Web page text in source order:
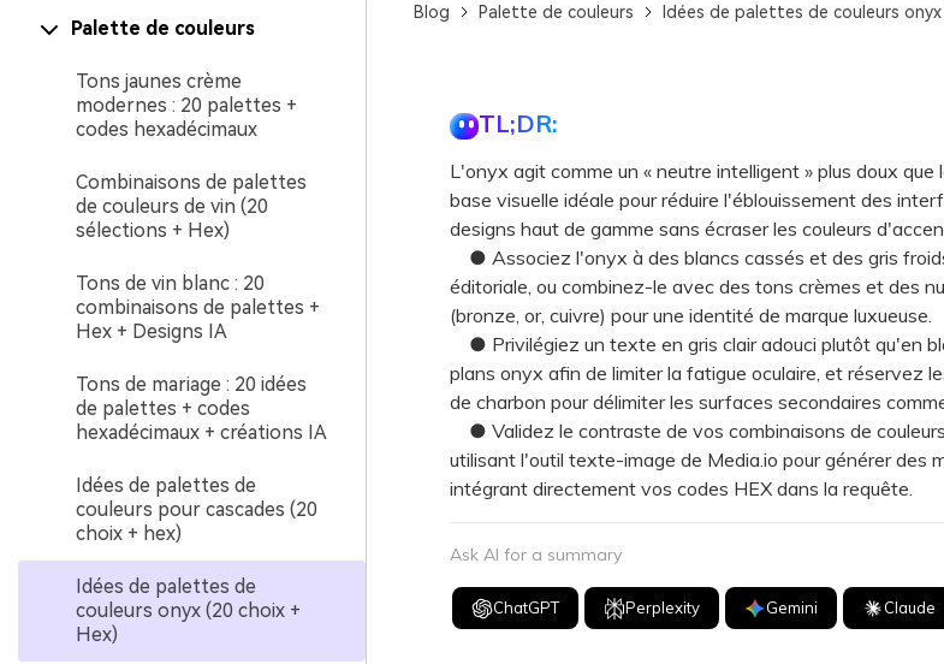
Palette de couleurs
Tons jaunes crème
modernes : 20 palettes +
codes hexadécimaux
Combinaisons de palettes
de couleurs de vin (20
sélections + Hex)
Tons de vin blanc : 20
combinaisons de palettes +
Hex + Designs IA
Tons de mariage : 20 idées
de palettes + codes
hexadécimaux + créations IA
Idées de palettes de
couleurs pour cascades (20
choix + hex)
Idées de palettes de
couleurs onyx (20 choix +
Hex)
Blog Palette de couleurs Idées de palettes de couleurs
TL;DR:
L'onyx agit comme un « neutre intelligent » plus doux que
base visuelle idéale pour réduire l'éblouissement des
designs haut de gamme sans écraser les couleurs
● Associez l'onyx à des blancs cassés et des gris
éditoriale, ou combinez-le avec des tons crèmes et des
(bronze, or, cuivre) pour une identité de marque luxueuse.
● Privilégiez un texte en gris clair adouci plutôt qu'en
plans onyx afin de limiter la fatigue oculaire, et réservez
de charbon pour délimiter les surfaces secondaires
● Validez le contraste de vos combinaisons de
utilisant l'outil texte-image de Media.io pour générer des
intégrant directement vos codes HEX dans la requête.
Ask AI for a summary
ChatGPT Perplexity Gemini Claude